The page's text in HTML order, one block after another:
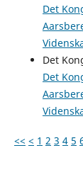
Det
Det
Det
<< < 1 2 3 4 5